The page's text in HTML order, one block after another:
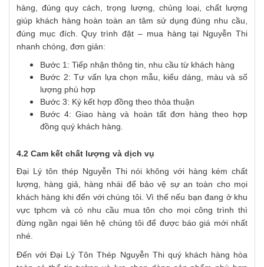
hàng, đúng quy cách, trọng lượng, chủng loại, chất lượng
giúp khách hàng hoàn toàn an tâm sử dụng đúng nhu cầu,
đúng mục đích. Quy trình đặt – mua hàng tại Nguyễn Thi
nhanh chóng, đơn giản:
Bước 1: Tiếp nhận thông tin, nhu cầu từ khách hàng
Bước 2: Tư vấn lựa chọn mẫu, kiểu dáng, màu và số
lượng phù hợp
Bước 3: Ký kết hợp đồng theo thỏa thuận
Bước 4: Giao hàng và hoàn tất đơn hàng theo hợp
đồng quý khách hàng.
4.2 Cam kết chất lượng và dịch vụ
Đại Lý tôn thép Nguyễn Thi nói không với hàng kém chất
lượng, hàng giả, hàng nhái để bảo vệ sự an toàn cho mọi
khách hàng khi đến với chúng tôi. Vì thế nếu bạn đang ở khu
vực tphcm và có nhu cầu mua tôn cho mọi công trình thì
đừng ngần ngại liên hệ chúng tôi để được báo giá mới nhất
nhé.
Đến với Đại Lý Tôn Thép Nguyễn Thi quý khách hàng hòa